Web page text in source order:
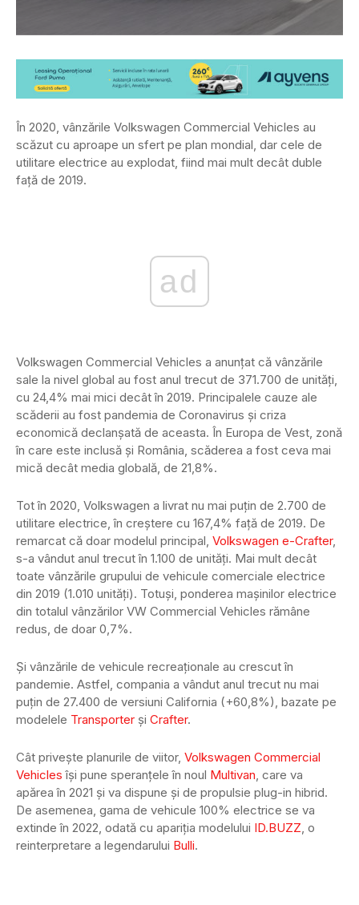
În 2020, vânzările Volkswagen Commercial Vehicles au
scăzut cu aproape un sfert pe plan mondial, dar cele de
utilitare electrice au explodat, fiind mai mult decât duble
față de 2019.
ad
Volkswagen Commercial Vehicles a anunțat că vânzările
sale la nivel global au fost anul trecut de 371.700 de unități,
cu 24,4% mai mici decât în 2019. Principalele cauze ale
scăderii au fost pandemia de Coronavirus și criza
economică declanșată de aceasta. În Europa de Vest, zonă
în care este inclusă și România, scăderea a fost ceva mai
mică decât media globală, de 21,8%.
Tot în 2020, Volkswagen a livrat nu mai puțin de 2.700 de
utilitare electrice, în creștere cu 167,4% față de 2019. De
remarcat că doar modelul principal, Volkswagen e-Crafter,
s-a vândut anul trecut în 1.100 de unități. Mai mult decât
toate vânzările grupului de vehicule comerciale electrice
din 2019 (1.010 unități). Totuși, ponderea mașinilor electrice
din totalul vânzărilor VW Commercial Vehicles rămâne
redus, de doar 0,7%.
Și vânzările de vehicule recreaționale au crescut în
pandemie. Astfel, compania a vândut anul trecut nu mai
puțin de 27.400 de versiuni California (+60,8%), bazate pe
modelele Transporter și Crafter.
Cât privește planurile de viitor, Volkswagen Commercial
Vehicles își pune speranțele în noul Multivan, care va
apărea în 2021 și va dispune și de propulsie plug-in hibrid.
De asemenea, gama de vehicule 100% electrice se va
extinde în 2022, odată cu apariția modelului ID.BUZZ, o
reinterpretare a legendarului Bulli.